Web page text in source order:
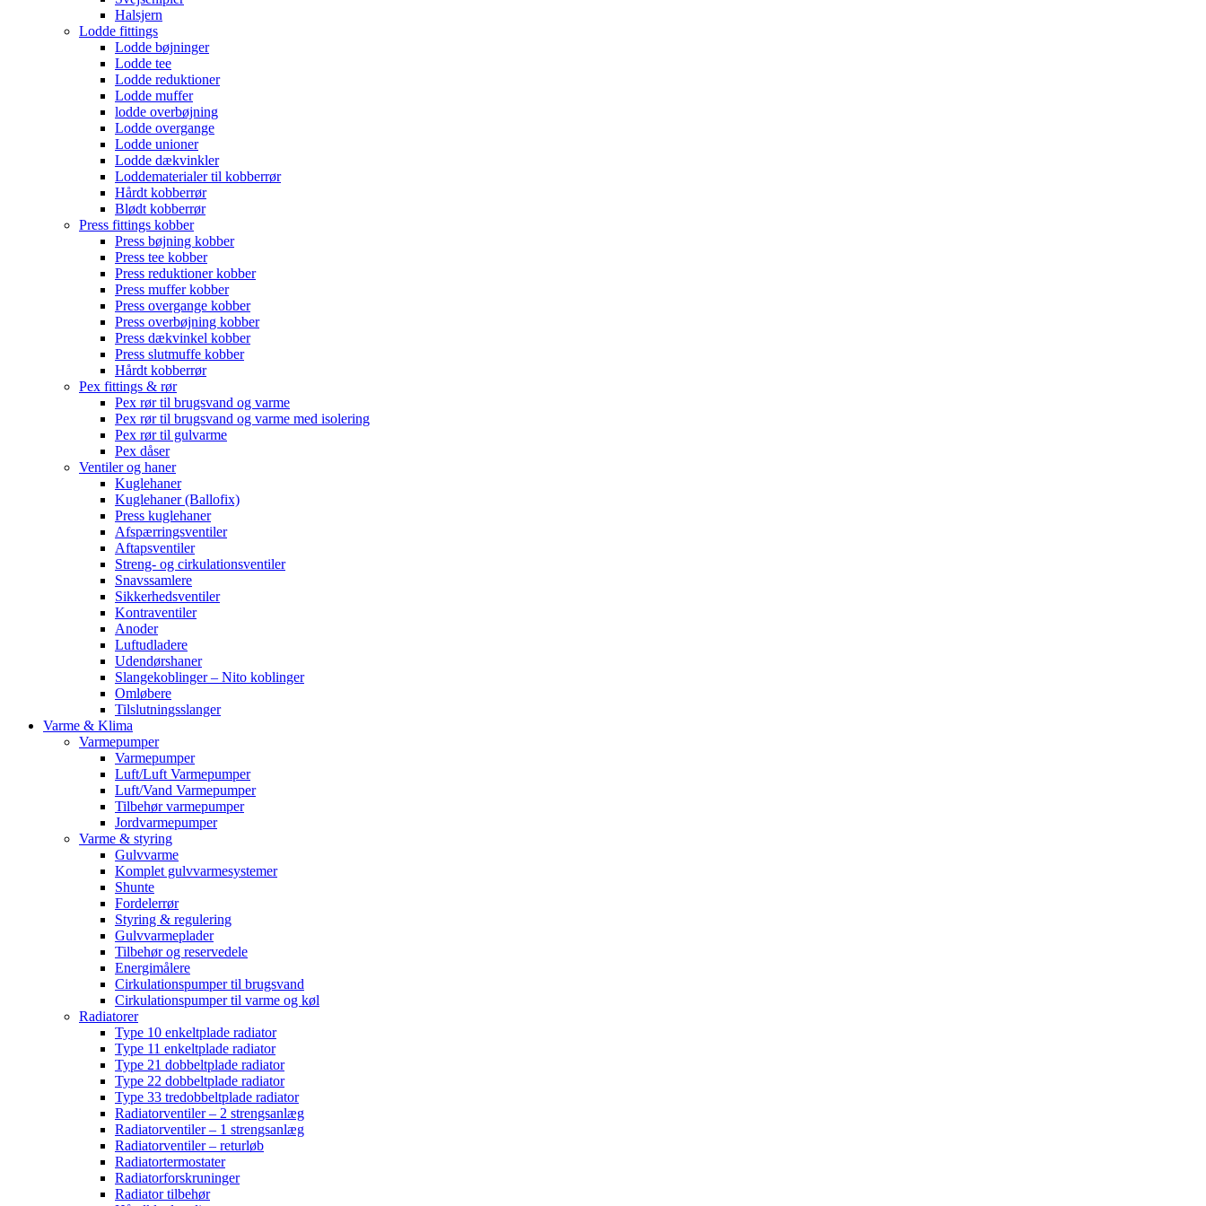
Halsjern
Lodde fittings
Lodde bøjninger
Lodde tee
Lodde reduktioner
Lodde muffer
lodde overbøjning
Lodde overgange
Lodde unioner
Lodde dækvinkler
Loddematerialer til kobberrør
Hårdt kobberrør
Blødt kobberrør
Press fittings kobber
Press bøjning kobber
Press tee kobber
Press reduktioner kobber
Press muffer kobber
Press overgange kobber
Press overbøjning kobber
Press dækvinkel kobber
Press slutmuffe kobber
Hårdt kobberrør
Pex fittings & rør
Pex rør til brugsvand og varme
Pex rør til brugsvand og varme med isolering
Pex rør til gulvarme
Pex dåser
Ventiler og haner
Kuglehaner
Kuglehaner (Ballofix)
Press kuglehaner
Afspærringsventiler
Aftapsventiler
Streng- og cirkulationsventiler
Snavssamlere
Sikkerhedsventiler
Kontraventiler
Anoder
Luftudladere
Udendørshaner
Slangekoblinger – Nito koblinger
Omløbere
Tilslutningsslanger
Varme & Klima
Varmepumper
Varmepumper
Luft/Luft Varmepumper
Luft/Vand Varmepumper
Tilbehør varmepumper
Jordvarmepumper
Varme & styring
Gulvvarme
Komplet gulvvarmesystemer
Shunte
Fordelerrør
Styring & regulering
Gulvvarmeplader
Tilbehør og reservedele
Energimålere
Cirkulationspumper til brugsvand
Cirkulationspumper til varme og køl
Radiatorer
Type 10 enkeltplade radiator
Type 11 enkeltplade radiator
Type 21 dobbeltplade radiator
Type 22 dobbeltplade radiator
Type 33 tredobbeltplade radiator
Radiatorventiler – 2 strengsanlæg
Radiatorventiler – 1 strengsanlæg
Radiatorventiler – returløb
Radiatortermostater
Radiatorforskruninger
Radiator tilbehør